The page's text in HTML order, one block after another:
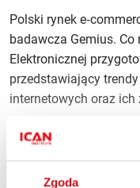
Zgoda
Polski rynek
badawcza Gemius.
Elektronicznej
przedstawiający
internetowych oraz ich
Najnowszy raport
Jednak firma Gemius